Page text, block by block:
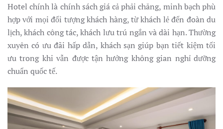
Hotel chính là chính sách giá cả phải chăng, minh bạch phù
hợp với mọi đối tượng khách hàng, từ khách lẻ đến đoàn du
lịch, khách công tác, khách lưu trú ngắn và dài hạn. Thường
xuyên có ưu đãi hấp dẫn, khách sạn giúp bạn tiết kiệm tối
ưu trong khi vẫn được tận hưởng không gian nghỉ dưỡng
chuẩn quốc tế.